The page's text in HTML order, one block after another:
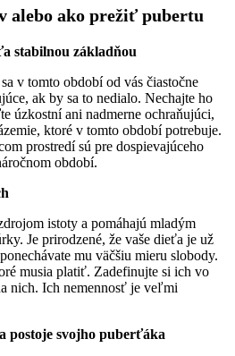
alebo ako prežiť pubertu
stabilnou základňou
v tomto období od vás čiastočne
ak by sa to nedialo. Nechajte ho
úzkostní ani nadmerne ochraňujúci,
ktoré v tomto období potrebuje.
prostredí sú pre dospievajúceho
období.
istoty a pomáhajú mladým
Je prirodzené, že vaše dieťa je už
mu väčšiu mieru slobody.
musia platiť. Zadefinujte si ich vo
nich. Ich nemennosť je veľmi
postoje svojho puberťáka